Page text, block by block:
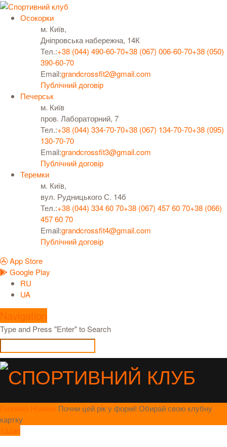
Осокорки
м. Київ,
Дніпровська набережна, 14К
Тел.:+38 (044) 490-60-70+38 (067) 006-60-70+38 (050)
390-60-70
Email:grandcrossfit2@gmail.com
Публічний договір
Печерськ
м. Київ
пров. Лабораторний, 7
Тел.:+38 (044) 334-70-70+38 (067) 134-70-70+38 (095)
130-70-70
Email:grandcrossfit3@gmail.com
Публічний договір
Теремки
м. Київ,
вул. Рудницького С. 14б
Тел.:+38 (044) 334 60 70+38 (067) 457 60 70+38 (066)
457 60 70
Email:grandcrossfit4@gmail.com
Публічний договір
App Store
Google Play
RU
UA
Navigation
Type and Press "Enter" to Search
Головна Новини Почни цей рік у формі! Обирай свою клубну
картку
13Jan